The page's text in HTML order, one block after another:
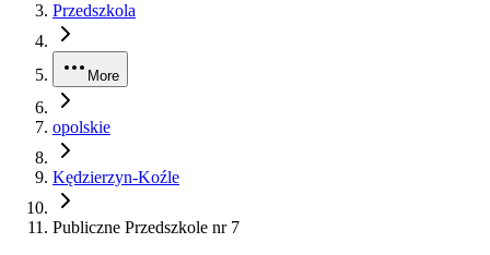
Przedszkola
More
opolskie
Kędzierzyn-Koźle
Publiczne Przedszkole nr 7